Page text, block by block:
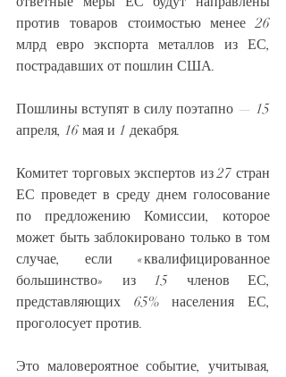
против товаров стоимостью менее 26
млрд евро экспорта металлов из ЕС,
пострадавших от пошлин США.
Пошлины вступят в силу поэтапно — 15
апреля, 16 мая и 1 декабря.
Комитет торговых экспертов из 27 стран
ЕС проведет в среду днем ​​голосование
по предложению Комиссии, которое
может быть заблокировано только в том
случае, если «квалифицированное
большинство» из 15 членов ЕС,
представляющих 65% населения ЕС,
проголосует против.
Это маловероятное событие, учитывая,